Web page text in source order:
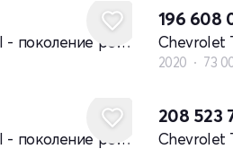
Chevrolet Tracker III - поколение рестайлинг
196 608
2020 73
Chevrolet Tracker III - поколение рестайлинг
208 523